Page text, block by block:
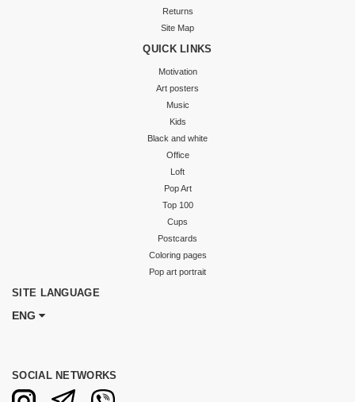
Returns
Site Map
QUICK LINKS
Motivation
Art posters
Music
Kids
Black and white
Office
Loft
Pop Art
Top 100
Cups
Postcards
Coloring pages
Pop art portrait
SITE LANGUAGE
ENG
SOCIAL NETWORKS